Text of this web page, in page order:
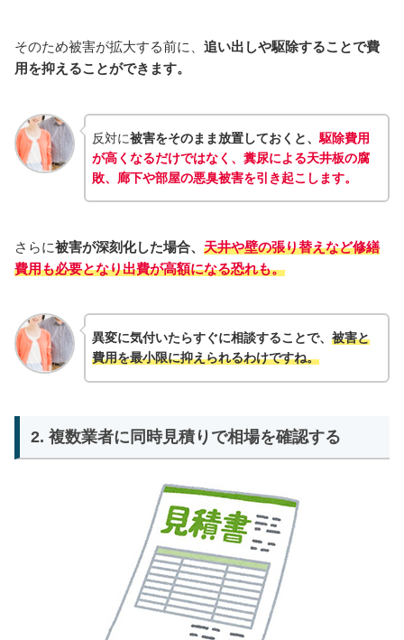
そのため被害が拡大する前に、 追い出しや駆除することで費
用を抑えることができます。
反対に被害をそのまま放置しておくと、 駆除費用
が高くなるだけではなく、糞尿による天井板の腐
敗、廊下や部屋の悪臭被害を引き起こします。
さらに被害が深刻化した場合、 天井や壁の張り替えなど修繕
費用も必要となり出費が高額になる恐れも。
異変に気付いたらすぐに相談することで、 被害と
費用を最小限に抑えられるわけですね。
2. 複数業者に同時見積りで相場を確認する